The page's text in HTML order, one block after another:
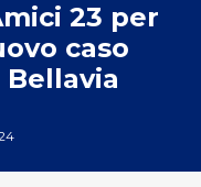
23 per
caso